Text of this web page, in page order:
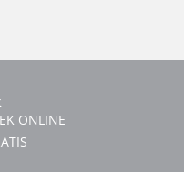
ONLINE